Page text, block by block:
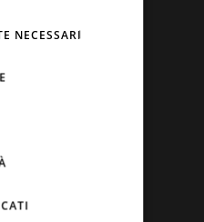
Palermo
2017 Num. Reg.
NECESSARI